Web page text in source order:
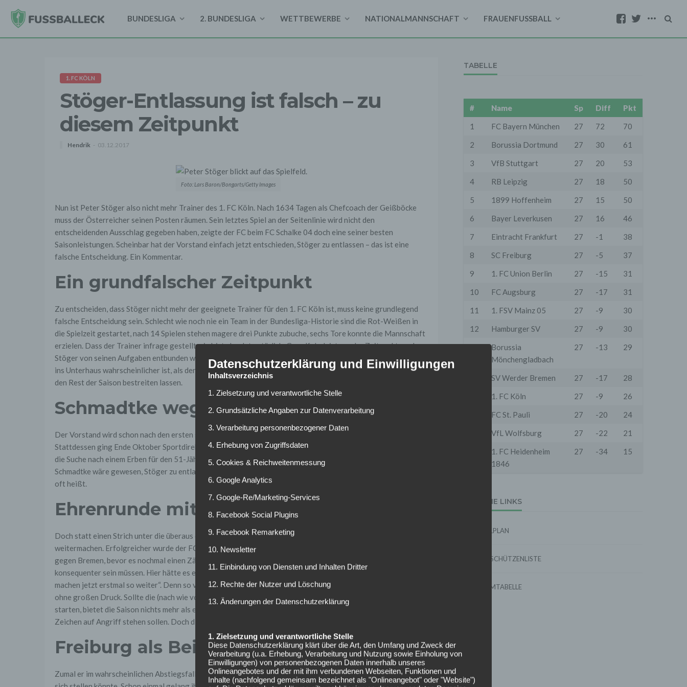
BUNDESLIGA 2. BUNDESLIGA WETTBEWERBE NATIONALMANNSCHAFT FRAUENFUSSBALL
1. FC KÖLN
Stöger-Entlassung ist falsch – zu
diesem Zeitpunkt
Hendrik 03.12.2017
Foto: Lars Baron/Bongarts/Getty Images
Nun ist Peter Stöger also nicht mehr Trainer des 1. FC Köln. Nach 1634 Tagen als Chefcoach der Geißböcke
muss der Österreicher seinen Posten räumen. Sein letztes Spiel an der Seitenlinie wird nicht den
entscheidenden Ausschlag gegeben haben, zeigte der FC beim FC Schalke 04 doch eine seiner besten
Saisonleistungen. Scheinbar hat der Vorstand einfach jetzt entschieden, Stöger zu entlassen – das ist eine
falsche Entscheidung. Ein Kommentar.
Ein grundfalscher Zeitpunkt
Zu entscheiden, dass Stöger nicht mehr der geeignete Trainer für den 1. FC Köln ist, muss keine grundlegend
falsche Entscheidung sein. Schlecht wie noch nie ein Team in der Bundesliga-Historie sind die Rot-Weißen in
die Spielzeit gestartet, nach 14 Spielen stehen magere drei Punkte zubuche, sechs Tore konnte die Mannschaft
erzielen. Dass der Trainer infrage gestellt wird, ist absolut natürlich. Grundfalsch ist nur der Zeitpunkt, zu dem
Stöger von seinen Aufgaben entbunden wird. Jetzt, wo dem Abstieg wenig entgegenzusetzen ist, wo der Gang
ins Unterhaus wahrscheinlicher ist, als der Klassenerhalt. Gerade jetzt sollte man am Trainer festhalten und ihn
den Rest der Saison bestreiten lassen.
Schmadtke weg, aber Stöger nicht?
Der Vorstand wird schon nach den ersten sechs, sieben Spielen über einen Trainerwechsel nachgedacht haben.
Stattdessen ging Ende Oktober Sportdirektor Jörg Schmadtke, weil er, so heißt, sich vor Stöger gestellt und
die Suche nach einem Erben für den 51-Jährigen verweigert hatte. Die logische Folge nach der Trennung von
Schmadtke wäre gewesen, Stöger zu entlassen oder „sich einvernehmlich zu einigen“, wie es im Fußballdeutsch
oft heißt.
Ehrenrunde mit Stöger!
Doch statt einen Strich unter die überaus erfolgreiche Ära Stöger-Schmadtke zu ziehen, sollte Stöger nun doch
weitermachen. Erfolgreicher wurde der FC nicht, erreichte neben dem Punkt gegen Hannover lediglich einen
gegen Bremen, bevor es nochmal einen Zähler auf Schalke gab. Hier hätten die Verantwortlichen viel
konsequenter sein müssen. Hier hätte es ein radikales „Wenn schon, dann schon“ gebraucht und kein „Wir
machen jetzt erstmal so weiter“. Denn so versandet die restliche Saison der Kölner ohne große Spannung und
ohne großen Druck. Sollte die (nach wie vor stark ersatzgeschwächte) Mannschaft keine große Aufholjagd
starten, bietet die Saison nichts mehr als ein paar Auftritte für die Ehre, bevor dann im nächsten Sommer alle
Zeichen auf Angriff stehen sollen. Doch diese Ehrenrunde hätte man auch mit Stöger machen können.
Freiburg als Beispiel
Zumal er im wahrscheinlichen Abstiegsfall mit dem 1. FC Köln eine neue Herausforderung gehabt hätte, der er
TABELLE
# Name Sp Diff
Pkt
1
FC Bayern München 27 72
70
2
Borussia Dortmund 27 30
61
3
VfB Stuttgart 27 20
53
4
RB Leipzig 27 18
50
5
1899 Hoffenheim 27 15
50
6
Bayer Leverkusen 27 16
46
7
Eintracht Frankfurt 27 -1
38
8
SC Freiburg 27 -5
37
9
1. FC Union Berlin 27 -15
31
10
FC Augsburg 27 -17
31
11
1. FSV Mainz 05 27 -9
30
12
Hamburger SV 27 -9
30
13
Borussia
Mönchengladbach
27 -13 29
SV Werder Bremen 27 -17
28
1. FC Köln 27 -9
26
FC St. Pauli 27 -20
24
VfL Wolfsburg 27 -22
21
1. FC Heidenheim
1846
27 -34 15
EXTERNE LINKS
SPIELPLAN
TORSCHÜTZENLISTE
FORMTABELLE
Datenschutzerklärung und Einwilligungen
Inhaltsverzeichnis
1. Zielsetzung und verantwortliche Stelle
2. Grundsätzliche Angaben zur Datenverarbeitung
3. Verarbeitung personenbezogener Daten
4. Erhebung von Zugriffsdaten
5. Cookies & Reichweitenmessung
6. Google Analytics
7. Google-Re/Marketing-Services
8. Facebook Social Plugins
9. Facebook Remarketing
10. Newsletter
11. Einbindung von Diensten und Inhalten Dritter
12. Rechte der Nutzer und Löschung
13. Änderungen der Datenschutzerklärung
1. Zielsetzung und verantwortliche Stelle
Diese Datenschutzerklärung klärt über die Art, den Umfang und Zweck der
Verarbeitung (u.a. Erhebung, Verarbeitung und Nutzung sowie Einholung von
Einwilligungen) von personenbezogenen Daten innerhalb unseres
Onlineangebotes und der mit ihm verbundenen Webseiten, Funktionen und
Inhalte (nachfolgend gemeinsam bezeichnet als "Onlineangebot" oder "Website")